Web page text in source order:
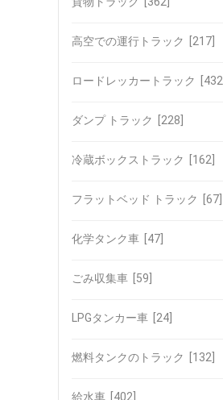
高空での運行トラック [217]
ロードレッカートラック [432]
ダンプ トラック [228]
冷蔵ボックストラック [162]
フラットベッド トラック [67]
化学タンク車 [47]
ごみ収集車 [59]
LPGタンカー車 [24]
燃料タンクのトラック [132]
給水車 [402]